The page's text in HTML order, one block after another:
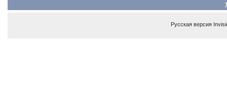
Русская версия